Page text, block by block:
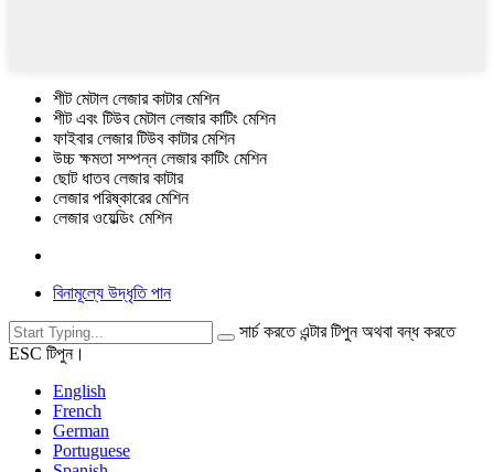
শীট মেটাল লেজার কাটার মেশিন
শীট এবং টিউব মেটাল লেজার কাটিং মেশিন
ফাইবার লেজার টিউব কাটার মেশিন
উচ্চ ক্ষমতা সম্পন্ন লেজার কাটিং মেশিন
ছোট ধাতব লেজার কাটার
লেজার পরিষ্কারের মেশিন
লেজার ওয়েল্ডিং মেশিন
বিনামূল্যে উদ্ধৃতি পান
সার্চ করতে এন্টার টিপুন অথবা বন্ধ করতে
ESC টিপুন।
English
French
German
Portuguese